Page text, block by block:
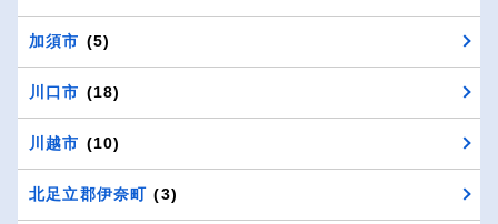
加須市 (5)
川口市 (18)
川越市 (10)
北足立郡伊奈町 (3)